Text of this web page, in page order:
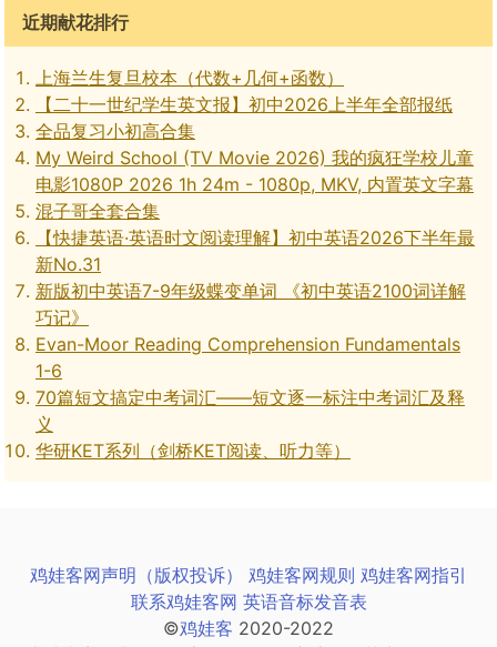
近期献花排行
上海兰生复旦校本（代数+几何+函数）
【二十一世纪学生英文报】初中2026上半年全部报纸
全品复习小初高合集
My Weird School (TV Movie 2026) 我的疯狂学校儿童
电影1080P 2026 1h 24m - 1080p, MKV, 内置英文字幕
混子哥全套合集
【快捷英语·英语时文阅读理解】初中英语2026下半年最
新No.31
新版初中英语7-9年级蝶变单词 《初中英语2100词详解
巧记》
Evan-Moor Reading Comprehension Fundamentals
1-6
70篇短文搞定中考词汇——短文逐一标注中考词汇及释
义
华研KET系列（剑桥KET阅读、听力等）
鸡娃客网声明（版权投诉） 鸡娃客网规则 鸡娃客网指引
联系鸡娃客网 英语音标发音表
©鸡娃客 2020-2022